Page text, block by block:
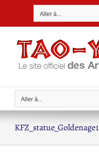
Aller à...
Aller à...
KFZ_statue_Goldenage1